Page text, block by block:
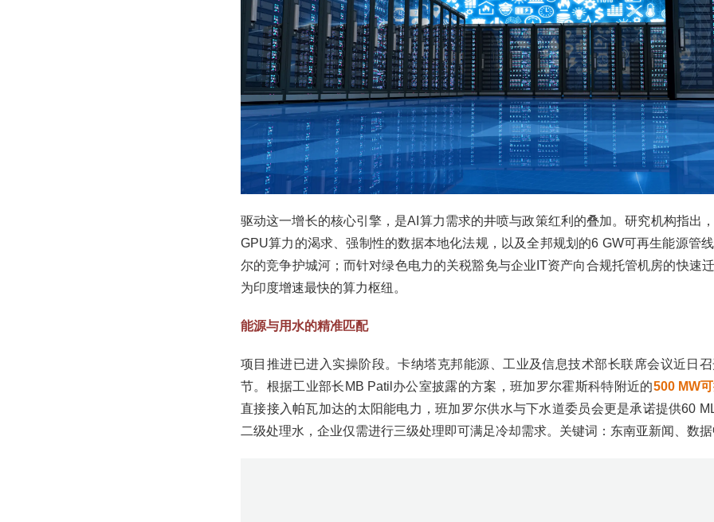
驱动这一增长的核心引擎，是AI算力需求的井喷与政策红利的叠加。研究机构指出
GPU算力的渴求、强制性的数据本地化法规，以及全邦规划的6 GW可再生能源管
尔的竞争护城河；而针对绿色电力的关税豁免与企业IT资产向合规托管机房的快速
为印度增速最快的算力枢纽。
能源与用水的精准匹配
项目推进已进入实操阶段。卡纳塔克邦能源、工业及信息技术部长联席会议近日
节。根据工业部长MB Patil办公室披露的方案，班加罗尔霍斯科特附近的500 MW
直接接入帕瓦加达的太阳能电力，班加罗尔供水与下水道委员会更是承诺提供60
二级处理水，企业仅需进行三级处理即可满足冷却需求。关键词：东南亚新闻、数